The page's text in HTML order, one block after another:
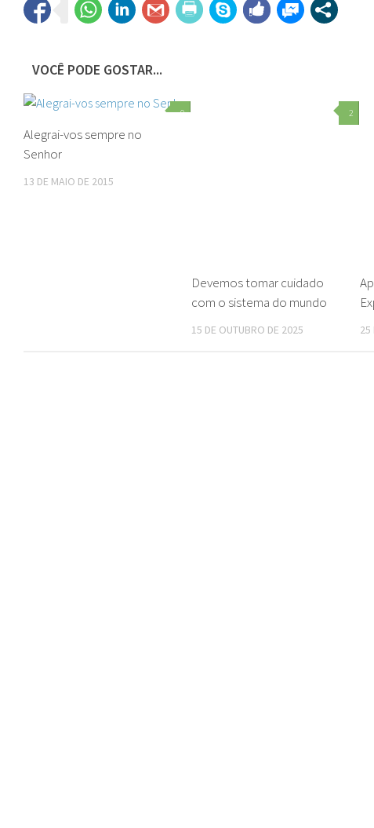
VOCÊ PODE GOSTAR...
0
Alegrai-vos sempre no
Senhor
13 DE MAIO DE 2015
2
Devemos tomar cuidado
com o sistema do mundo
15 DE OUTUBRO DE 2025 25